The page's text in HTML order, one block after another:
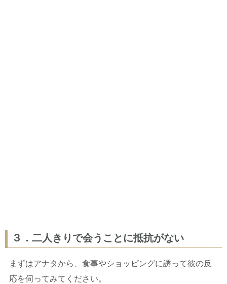
３．二人きりで会うことに抵抗がない
まずはアナタから、食事やショッピングに誘って彼の反
応を伺ってみてください。